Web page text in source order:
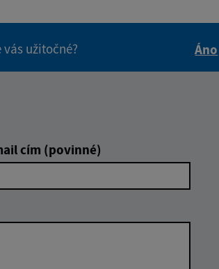
užitočné?
Áno
cím (povinné)